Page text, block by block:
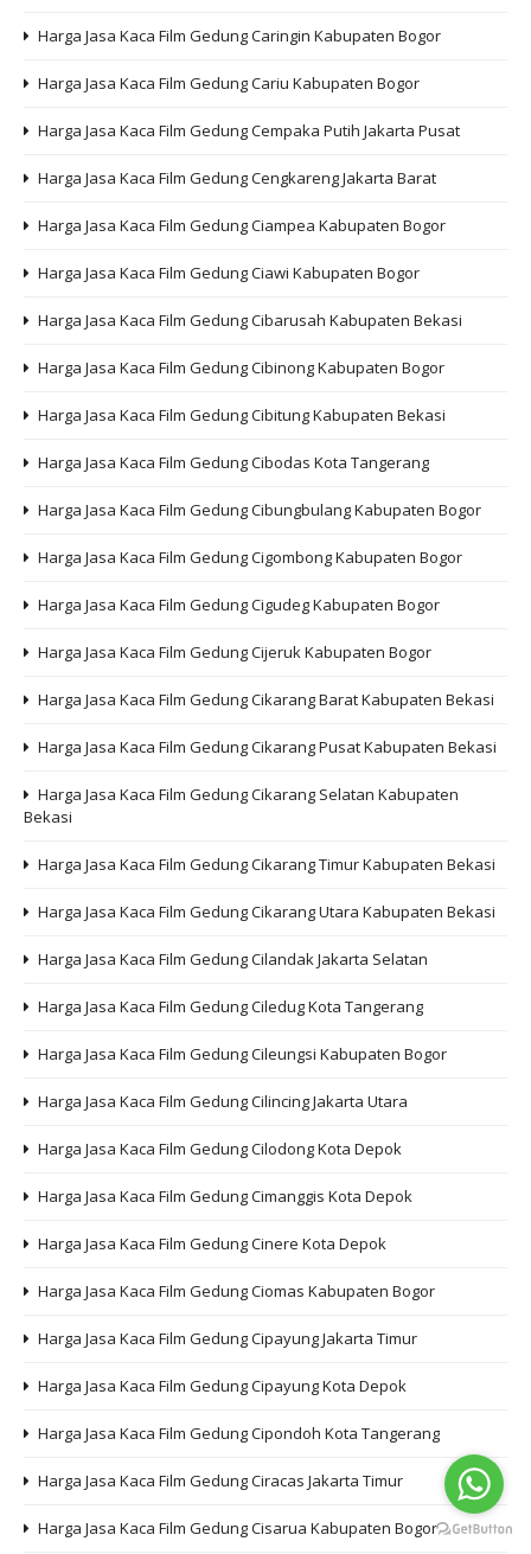
Harga Jasa Kaca Film Gedung Caringin Kabupaten Bogor
Harga Jasa Kaca Film Gedung Cariu Kabupaten Bogor
Harga Jasa Kaca Film Gedung Cempaka Putih Jakarta Pusat
Harga Jasa Kaca Film Gedung Cengkareng Jakarta Barat
Harga Jasa Kaca Film Gedung Ciampea Kabupaten Bogor
Harga Jasa Kaca Film Gedung Ciawi Kabupaten Bogor
Harga Jasa Kaca Film Gedung Cibarusah Kabupaten Bekasi
Harga Jasa Kaca Film Gedung Cibinong Kabupaten Bogor
Harga Jasa Kaca Film Gedung Cibitung Kabupaten Bekasi
Harga Jasa Kaca Film Gedung Cibodas Kota Tangerang
Harga Jasa Kaca Film Gedung Cibungbulang Kabupaten Bogor
Harga Jasa Kaca Film Gedung Cigombong Kabupaten Bogor
Harga Jasa Kaca Film Gedung Cigudeg Kabupaten Bogor
Harga Jasa Kaca Film Gedung Cijeruk Kabupaten Bogor
Harga Jasa Kaca Film Gedung Cikarang Barat Kabupaten Bekasi
Harga Jasa Kaca Film Gedung Cikarang Pusat Kabupaten Bekasi
Harga Jasa Kaca Film Gedung Cikarang Selatan Kabupaten
Bekasi
Harga Jasa Kaca Film Gedung Cikarang Timur Kabupaten Bekasi
Harga Jasa Kaca Film Gedung Cikarang Utara Kabupaten Bekasi
Harga Jasa Kaca Film Gedung Cilandak Jakarta Selatan
Harga Jasa Kaca Film Gedung Ciledug Kota Tangerang
Harga Jasa Kaca Film Gedung Cileungsi Kabupaten Bogor
Harga Jasa Kaca Film Gedung Cilincing Jakarta Utara
Harga Jasa Kaca Film Gedung Cilodong Kota Depok
Harga Jasa Kaca Film Gedung Cimanggis Kota Depok
Harga Jasa Kaca Film Gedung Cinere Kota Depok
Harga Jasa Kaca Film Gedung Ciomas Kabupaten Bogor
Harga Jasa Kaca Film Gedung Cipayung Jakarta Timur
Harga Jasa Kaca Film Gedung Cipayung Kota Depok
Harga Jasa Kaca Film Gedung Cipondoh Kota Tangerang
Harga Jasa Kaca Film Gedung Ciracas Jakarta Timur
Harga Jasa Kaca Film Gedung Cisarua Kabupaten Bogor